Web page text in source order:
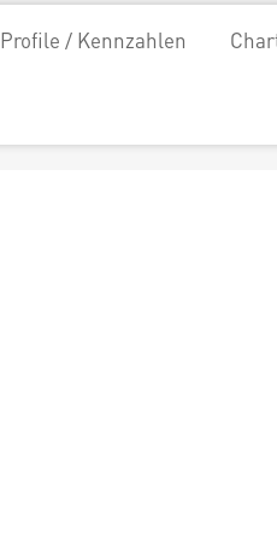
Profile / Kennzahlen